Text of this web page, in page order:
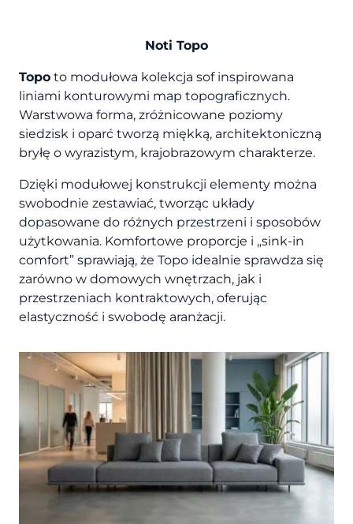
Noti Topo
Topo to modułowa kolekcja sof inspirowana
liniami konturowymi map topograficznych.
Warstwowa forma, zróżnicowane poziomy
siedzisk i oparć tworzą miękką, architektoniczną
bryłę o wyrazistym, krajobrazowym charakterze.
Dzięki modułowej konstrukcji elementy można
swobodnie zestawiać, tworząc układy
dopasowane do różnych przestrzeni i sposobów
użytkowania. Komfortowe proporcje i „sink-in
comfort” sprawiają, że Topo idealnie sprawdza się
zarówno w domowych wnętrzach, jak i
przestrzeniach kontraktowych, oferując
elastyczność i swobodę aranżacji.